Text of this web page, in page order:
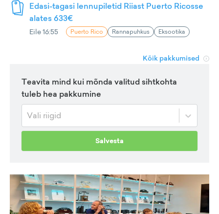
Edasi-tagasi lennupiletid Riiast Puerto Ricosse
alates 633€
Eile 16:55 Puerto Rico Rannapuhkus Eksootika
Kõik pakkumised
Teavita mind kui mõnda valitud sihtkohta
tuleb hea pakkumine
Vali riigid
Salvesta